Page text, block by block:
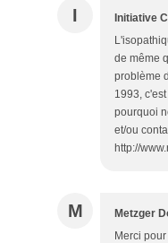
I Initiative
de même
problème
1993,
pourquoi
et/ou
http://
M Metzger
Merci